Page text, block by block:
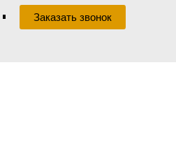
Заказать звонок